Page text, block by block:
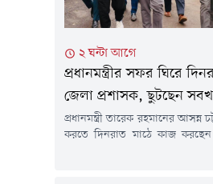
২ ঘন্টা আগে
প্রধানমন্ত্রীর সফর ঘিরে
জেলা প্রশাসক, ছুটছেন
প্রধানমন্ত্রী তারেক রহমানের আসন্ন
করতে দিনরাত মাঠে কাজ করছেন